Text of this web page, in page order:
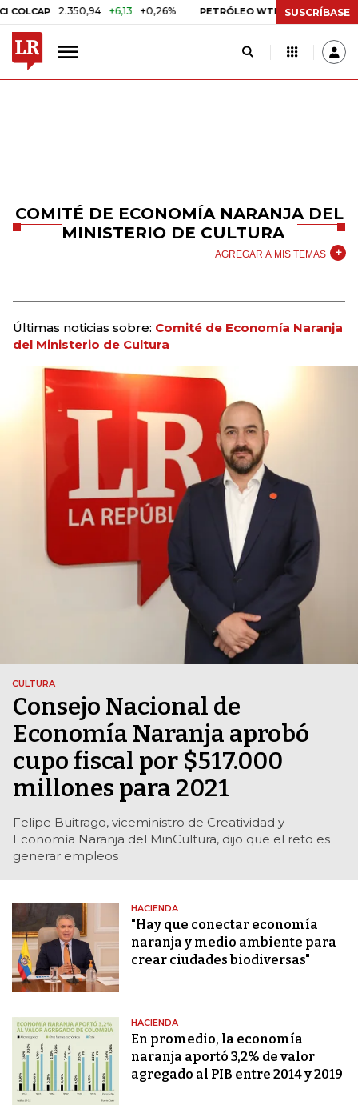
2.350,94 +6,13 +0,26% PETRÓLEO WTI US$ 78,01 US$ 2,92
SUSCRÍBASE
COMITÉ DE ECONOMÍA NARANJA DEL
MINISTERIO DE CULTURA
AGREGAR A MIS TEMAS
Últimas noticias sobre: Comité de Economía Naranja
del Ministerio de Cultura
CULTURA
Consejo Nacional de
Economía Naranja aprobó
cupo fiscal por $517.000
millones para 2021
Felipe Buitrago, viceministro de Creatividad y
Economía Naranja del MinCultura, dijo que el reto es
generar empleos
HACIENDA
"Hay que conectar economía
naranja y medio ambiente para
crear ciudades biodiversas"
HACIENDA
En promedio, la economía
naranja aportó 3,2% de valor
agregado al PIB entre 2014 y 2019